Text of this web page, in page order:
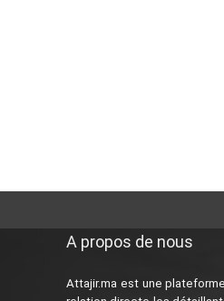
A propos de nous
Attajir.ma est une